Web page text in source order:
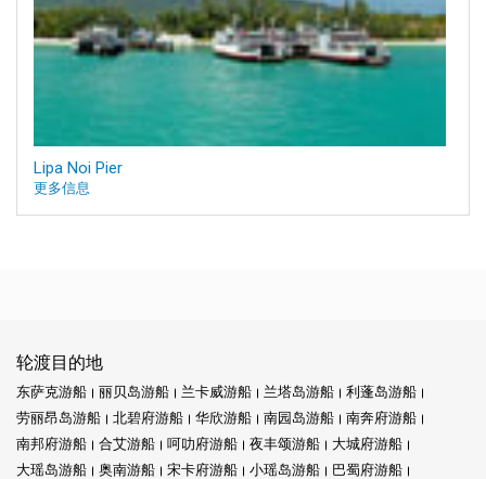
Lipa Noi Pier
更多信息
轮渡目的地
东萨克游船 丽贝岛游船 兰卡威游船 兰塔岛游船
利蓬岛游船
劳丽昂岛游船
北碧府游船 华欣游船 南园岛游船
南奔府游船
南邦府游船
合艾游船 呵叻府游船 夜丰颂游船
大城府游船
大瑶岛游船
奥南游船 宋卡府游船 小瑶岛游船
巴蜀府游船